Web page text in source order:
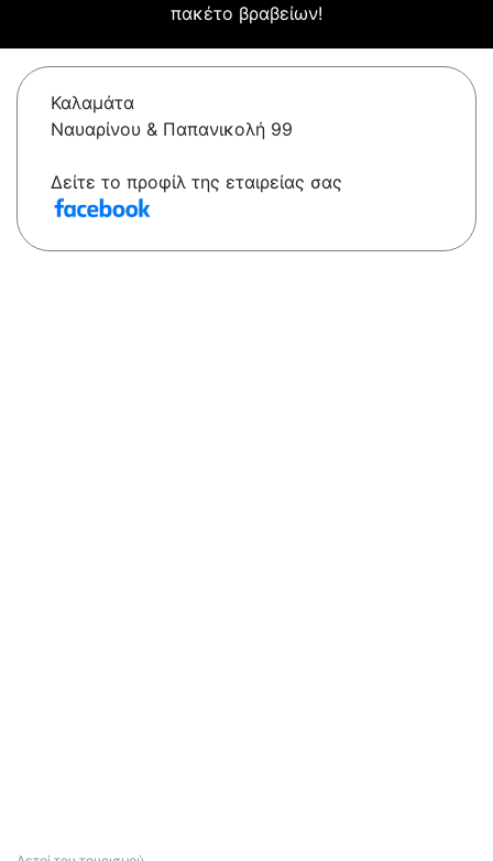
πακέτο βραβείων!
Καλαμάτα
Ναυαρίνου & Παπανικολή 99
Δείτε το προφίλ της εταιρείας σας